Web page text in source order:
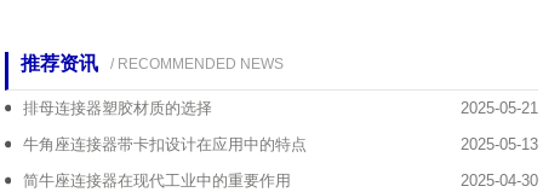
推荐资讯 / RECOMMENDED NEWS
2025-05-21
排母连接器塑胶材质的选择
2025-05-13
牛角座连接器带卡扣设计在应用中的特点
2025-04-30
简牛座连接器在现代工业中的重要作用